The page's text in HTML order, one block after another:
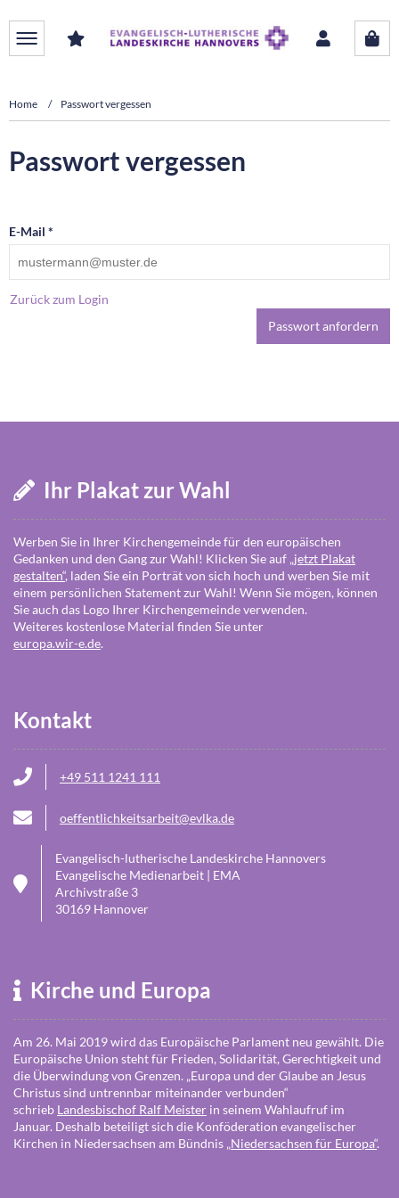
Home Passwort vergessen
Passwort vergessen
E-Mail *
Zurück zum Login
Passwort anfordern
Ihr Plakat zur Wahl
Werben Sie in Ihrer Kirchengemeinde für den europäischen
Gedanken und den Gang zur Wahl! Klicken Sie auf jetzt Plakat
gestalten“, laden Sie ein Porträt von sich hoch und werben Sie mit
einem persönlichen Statement zur Wahl! Wenn Sie mögen, können
Sie auch das Logo Ihrer Kirchengemeinde verwenden.
Weiteres kostenlose Material finden Sie unter
europa.wir-e.de.
Kontakt
+49 511 1241 111
oeffentlichkeitsarbeit@evlka.de
Evangelisch-lutherische Landeskirche Hannovers
Evangelische Medienarbeit | EMA
Archivstraße 3
30169 Hannover
Kirche und Europa
Am 26. Mai 2019 wird das Europäische Parlament neu gewählt. Die
Europäische Union steht für Frieden, Solidarität, Gerechtigkeit und
die Überwindung von Grenzen. „Europa und der Glaube an Jesus
Christus sind untrennbar miteinander verbunden“
schrieb Landesbischof Ralf Meister in seinem Wahlaufruf im
Januar. Deshalb beteiligt sich die Konföderation evangelischer
Kirchen in Niedersachsen am Bündnis Niedersachsen für Europa“.